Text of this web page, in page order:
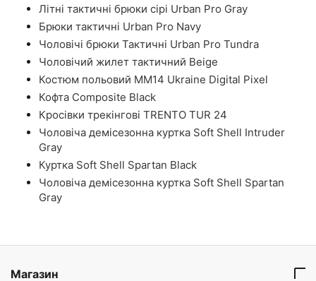
Літні тактичні брюки сірі Urban Pro Gray
Брюки тактичні Urban Pro Navy
Чоловічі брюки Тактичні Urban Pro Tundra
Чоловічий жилет тактичний Beige
Костюм польовий ММ14 Ukraine Digital Pixel
Кофта Composite Black
Кросівки трекінгові TRENTO TUR 24
Чоловіча демісезонна куртка Soft Shell Intruder
Gray
Куртка Soft Shell Spartan Black
Чоловіча демісезонна куртка Soft Shell Spartan
Gray
Магазин